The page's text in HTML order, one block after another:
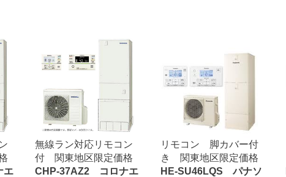
エ
無線ラン対応リモコン
付 関東地区限定価格
CHP-37AZ2 コロナエ
リモコン 脚カバー付
き 関東地区限定価格
HE-SU46LQS パナソ